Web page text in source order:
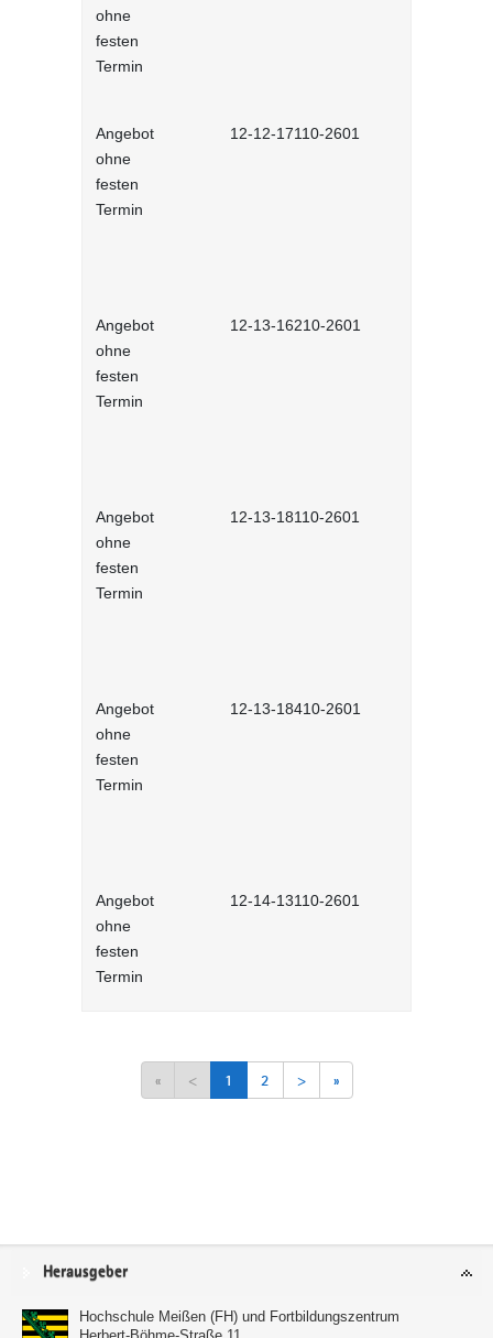
ohne
festen
Termin
Angebot
ohne
festen
Termin
12-12-17110-2601
Angebot
ohne
festen
Termin
12-13-16210-2601
Angebot
ohne
festen
Termin
12-13-18110-2601
Angebot
ohne
festen
Termin
12-13-18410-2601
Angebot
ohne
festen
Termin
12-14-13110-2601
« < 1 2 > »
Service
Herausgeber
Hochschule Meißen (FH) und Fortbildungszentrum